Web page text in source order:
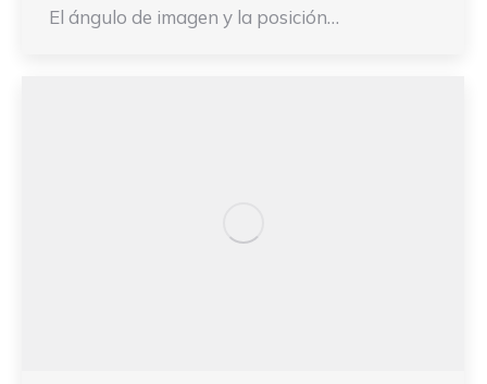
El ángulo de imagen y la posición…